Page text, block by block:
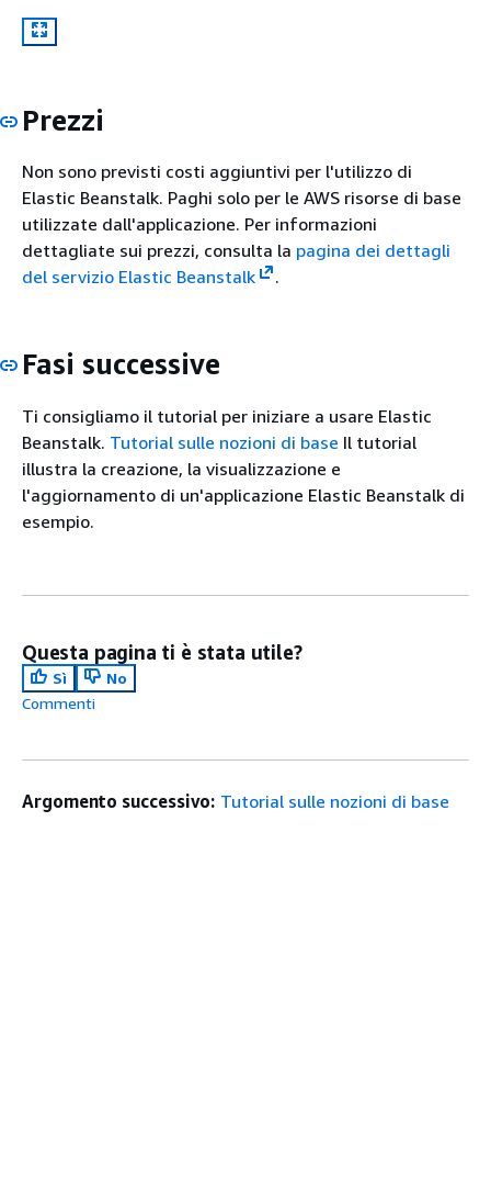
Prezzi
Non sono previsti costi aggiuntivi per l'utilizzo di
Elastic Beanstalk. Paghi solo per le AWS risorse di base
utilizzate dall'applicazione. Per informazioni
dettagliate sui prezzi, consulta la pagina dei dettagli
del servizio Elastic Beanstalk
.
Fasi successive
Ti consigliamo il tutorial per iniziare a usare Elastic
Beanstalk. Tutorial sulle nozioni di base Il tutorial
illustra la creazione, la visualizzazione e
l'aggiornamento di un'applicazione Elastic Beanstalk di
esempio.
Questa pagina ti è stata utile?
Sì
No
Commenti
Argomento successivo: Tutorial sulle nozioni di base